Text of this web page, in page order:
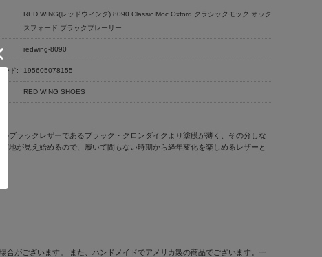
RED WING(レッドウィング) 8090 Classic Moc Oxford クラシックモック オック
スフォード ブラックプレーリー
redwing-8090
ード: 195605078155
RED WING SHOES
ブラックレザーであるブラック・クロンダイクより塗膜が薄く、その分しな
地が見え始めるので、履いて間もない時期から経年変化を楽しめるレザーと
がございます。 また、ハンドメイドでアメリカ製の商品でございます。一